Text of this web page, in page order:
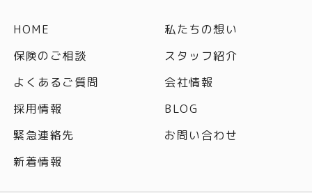
HOME
私たちの想い
保険のご相談
スタッフ紹介
よくあるご質問
会社情報
採用情報
BLOG
緊急連絡先
お問い合わせ
新着情報